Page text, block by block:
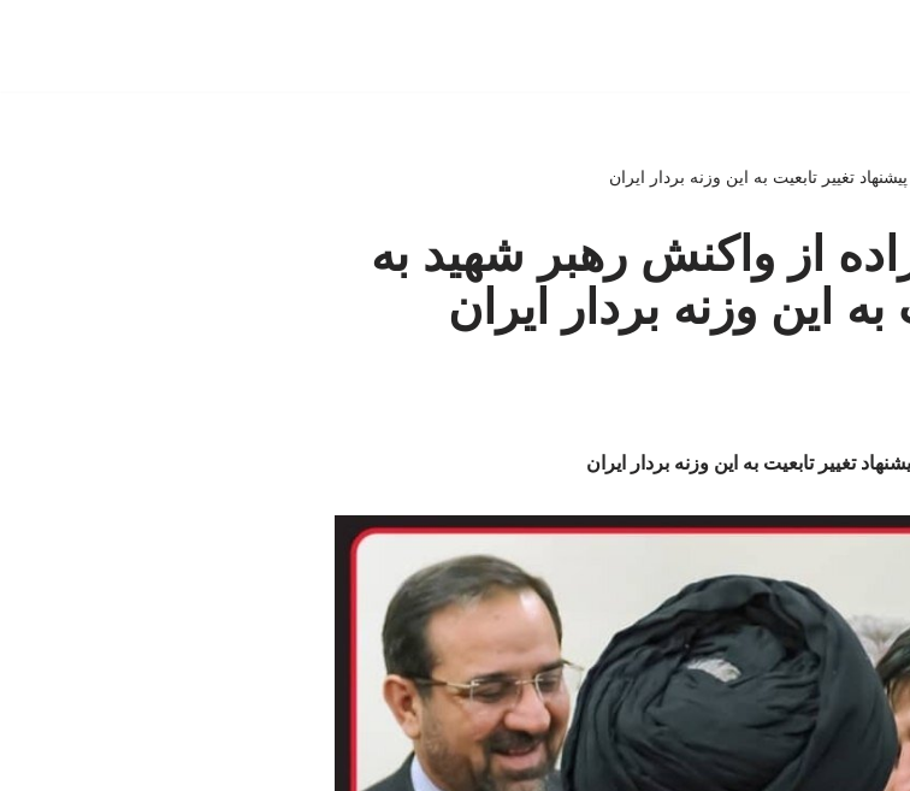
تغییر تابعیت به این وزنه بردار ایران
از واکنش رهبر شهید به
به این وزنه بردار ایران
تغییر تابعیت به این وزنه بردار ایران